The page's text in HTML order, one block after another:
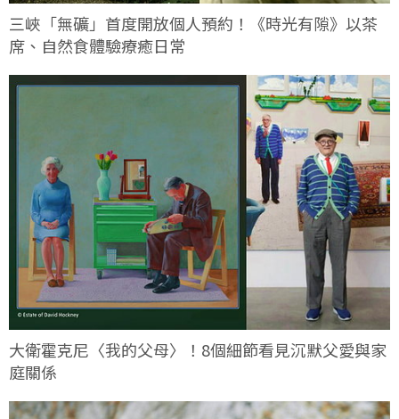
三峽「無礦」首度開放個人預約！《時光有隙》以茶
席、自然食體驗療癒日常
大衛霍克尼〈我的父母〉！8個細節看見沉默父愛與家
庭關係